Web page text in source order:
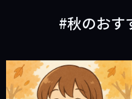
秋のおす